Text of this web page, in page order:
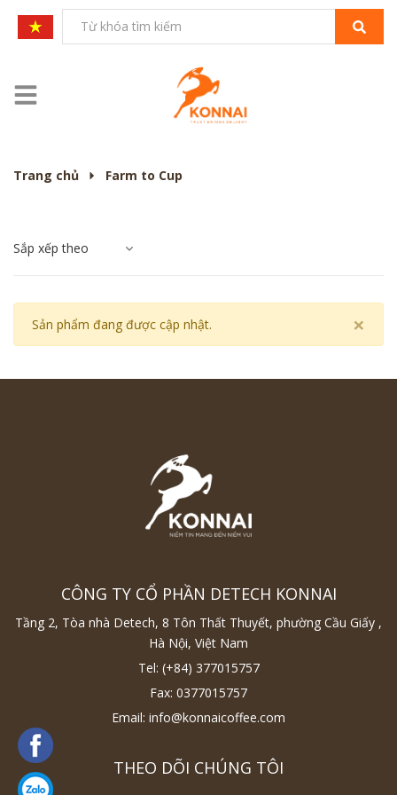
Trang chủ Farm to Cup
Sắp xếp theo
×
Sản phẩm đang được cập nhật.
CÔNG TY CỔ PHẦN DETECH KONNAI
Tầng 2, Tòa nhà Detech, 8 Tôn Thất Thuyết, phường Cầu Giấy ,
Hà Nội, Việt Nam
Tel: (+84) 377015757
Fax: 0377015757
Email: info@konnaicoffee.com
THEO DÕI CHÚNG TÔI